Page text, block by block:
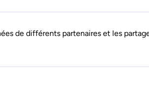
de différents partenaires et les